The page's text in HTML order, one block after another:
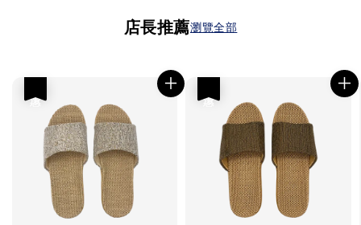
店長推薦瀏覽全部